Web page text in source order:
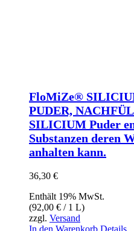
FloMiZe®
PUDER,
SILICIUM Puder
Substanzen deren
anhalten kann.
36,30 €
Enthält 19% MwSt.
(92,00 € / 1 L)
zzgl. Versand
In den Warenkorb Details